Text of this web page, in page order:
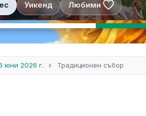
Уикенд Любими
юни 2026 г. Традиционен събор